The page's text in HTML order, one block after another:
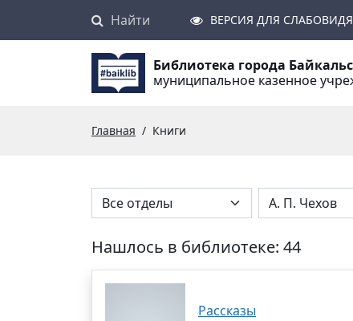
Нашлось в библиотеке: 44
Рассказы
Поиск
Найти ВЕРСИЯ ДЛЯ
Библиотека города
муниципальное казенное
Главная Книги